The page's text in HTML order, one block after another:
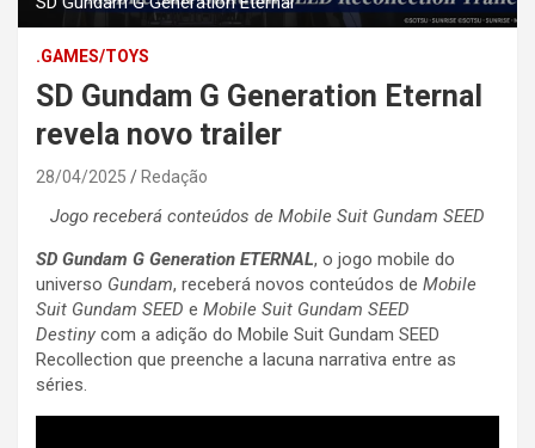
.GAMES/TOYS
SD Gundam G Generation Eternal
revela novo trailer
28/04/2025 Redação
Jogo receberá conteúdos de Mobile Suit Gundam SEED
SD Gundam G Generation ETERNAL, o jogo mobile do
universo Gundam, receberá novos conteúdos de Mobile
Suit Gundam SEED e Mobile Suit Gundam SEED
Destiny com a adição do Mobile Suit Gundam SEED
Recollection que preenche a lacuna narrativa entre as
séries.